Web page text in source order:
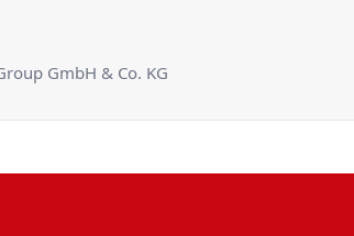
GmbH & Co. KG